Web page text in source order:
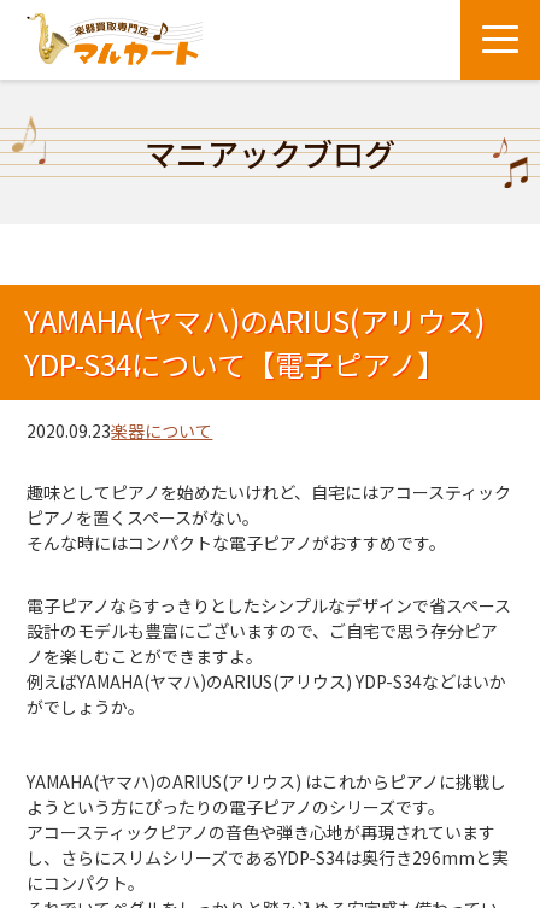
マニアックブログ
YAMAHA(ヤマハ)のARIUS(アリウス)
YDP-S34について【電子ピアノ】
2020.09.23楽器について
趣味としてピアノを始めたいけれど、自宅にはアコースティック
ピアノを置くスペースがない。
そんな時にはコンパクトな電子ピアノがおすすめです。
電子ピアノならすっきりとしたシンプルなデザインで省スペース
設計のモデルも豊富にございますので、ご自宅で思う存分ピア
ノを楽しむことができますよ。
例えばYAMAHA(ヤマハ)のARIUS(アリウス) YDP-S34などはいか
がでしょうか。
YAMAHA(ヤマハ)のARIUS(アリウス) はこれからピアノに挑戦し
ようという方にぴったりの電子ピアノのシリーズです。
アコースティックピアノの音色や弾き心地が再現されています
し、さらにスリムシリーズであるYDP-S34は奥行き296mmと実
にコンパクト。